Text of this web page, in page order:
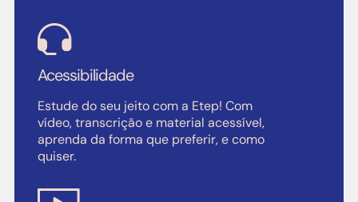
Acessibilidade
Estude do seu jeito com a Etep! Com
vídeo, transcrição e material acessível,
aprenda da forma que preferir, e como
quiser.